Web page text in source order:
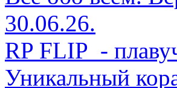
30.06.26.
RP FLIP -
Уникальный